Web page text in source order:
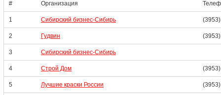
# Организация
1 Сибирский бизнес-Сибирь
2 Гудвин
3 Сибирский бизнес-Сибирь
4 Строй Дом
5 Лучшие краски России